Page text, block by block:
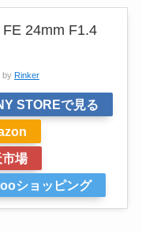
FE 24mm F1.4
by Rinker
STOREで見る
場
ショッピング